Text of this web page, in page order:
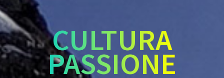
CULTURA
PASSIONE